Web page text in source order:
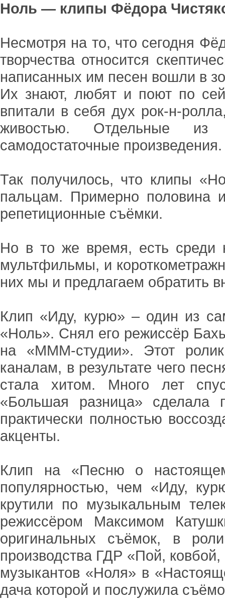
Ноль — клипы Фёдора
Несмотря на то, что сегодня
творчества относится
написанных им песен вошли в
Их знают, любят и поют по
впитали в себя дух рок-н-
живостью. Отдельные
самодостаточные произведения.
Так получилось, что клипы
пальцам. Примерно половина
репетиционные съёмки.
Но в то же время, есть среди
мультфильмы, и
них мы и предлагаем обратить
Клип «Иду, курю» – один из
«Ноль». Снял его режиссёр
на «МММ-студии». Этот
каналам, в результате чего
стала хитом. Много лет
«Большая разница» сделала
практически полностью
акценты.
Клип на «Песню о
популярностью, чем «Иду,
крутили по музыкальным
режиссёром Максимом
оригинальных съёмок, в
производства ГДР «Пой,
музыкантов «Ноля» в
дача которой и послужила